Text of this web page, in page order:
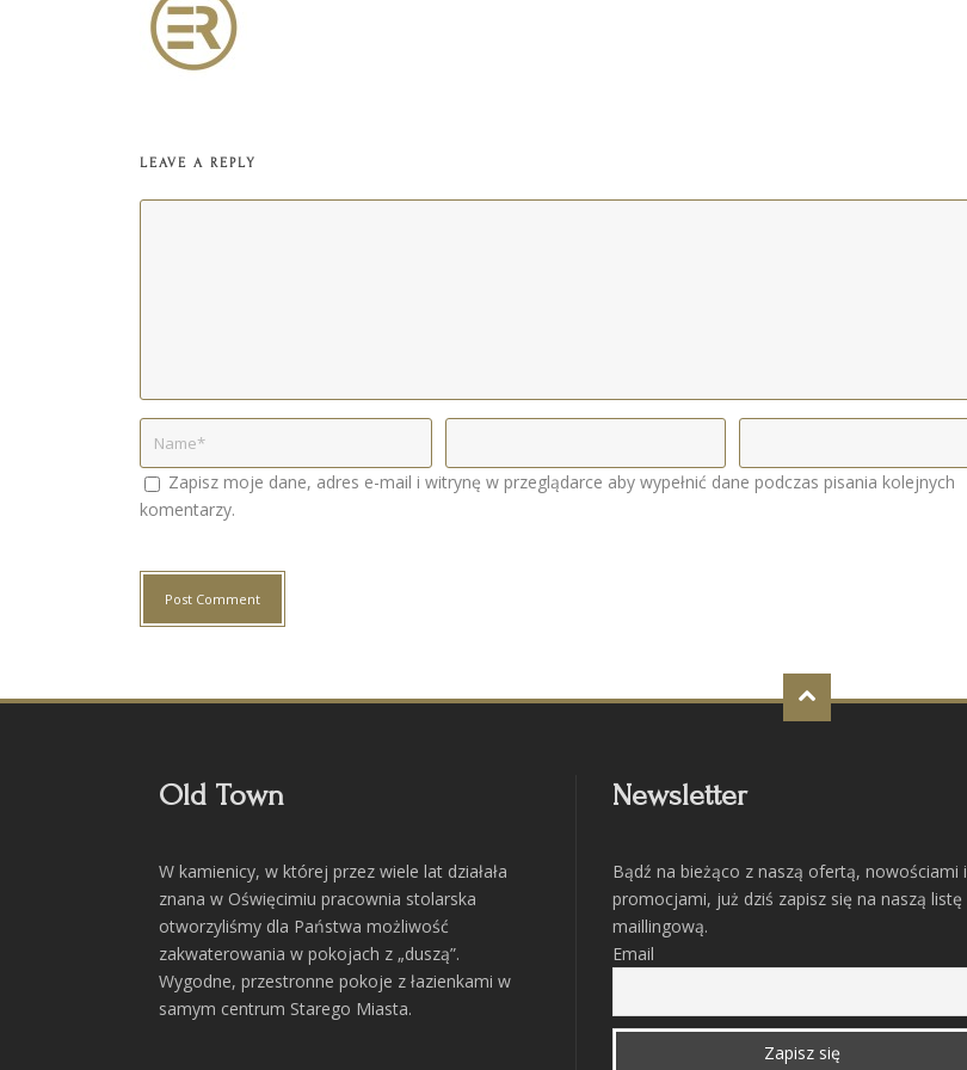
LEAVE A REPLY
Zapisz moje dane, adres e-mail i witrynę w przeglądarce aby wypełnić dane podczas pisania kolejnych
komentarzy.
Old Town
W kamienicy, w której przez wiele lat działała
znana w Oświęcimiu pracownia stolarska
otworzyliśmy dla Państwa możliwość
zakwaterowania w pokojach z „duszą”.
Wygodne, przestronne pokoje z łazienkami w
samym centrum Starego Miasta.
Newsletter
Bądź na bieżąco z naszą ofertą, nowościami i
promocjami, już dziś zapisz się na naszą listę
maillingową.
Email